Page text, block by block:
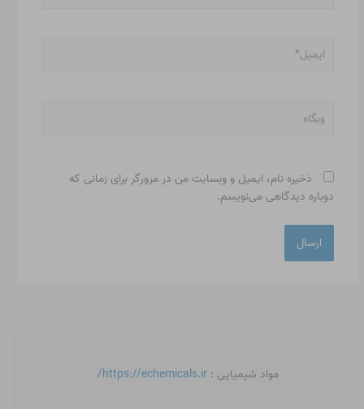
ذخیره نام، ایمیل و وبسایت من در مرورگر برای زمانی که
دوباره دیدگاهی می‌نویسم.
مواد شیمیایی : https://echemicals.ir/